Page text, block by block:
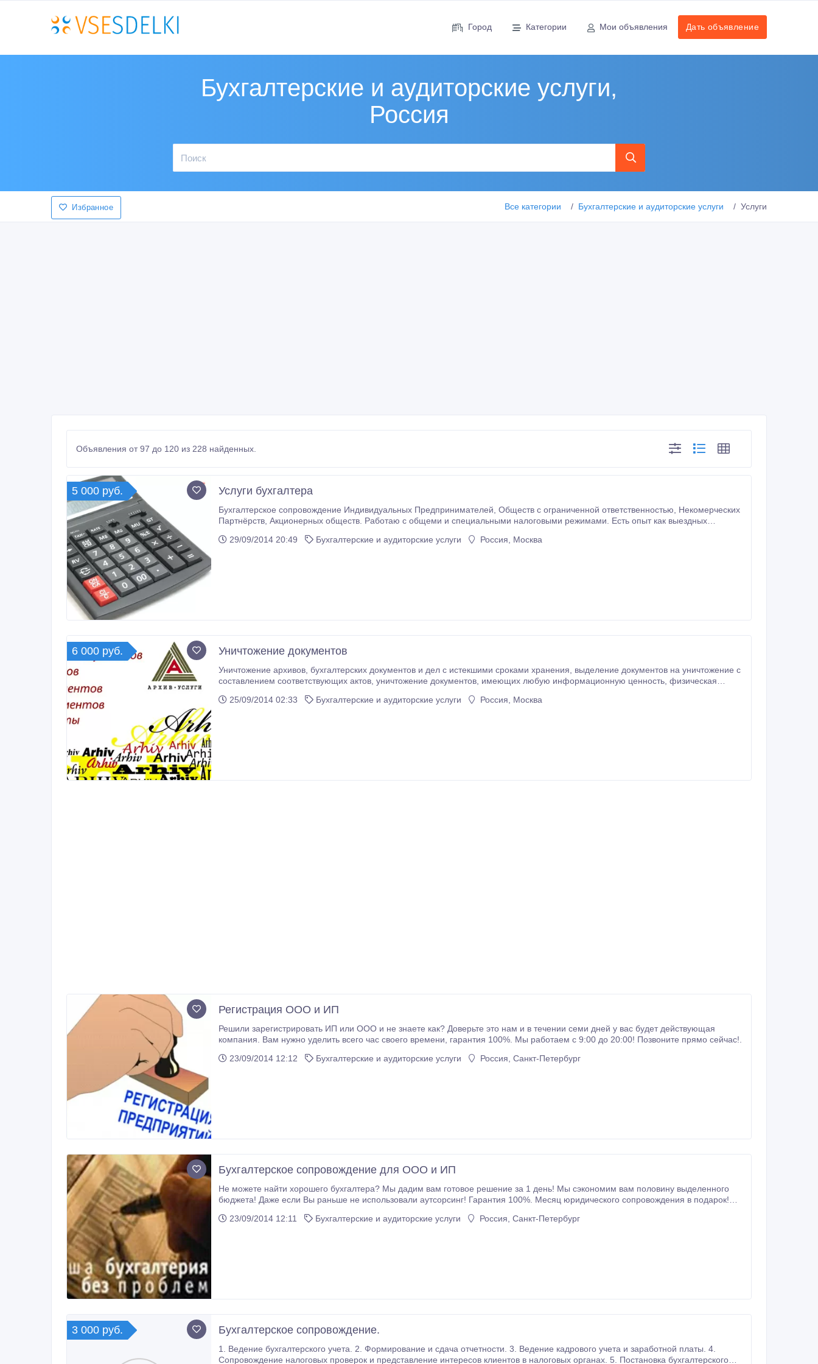
Город Категории Мои объявления Дать объявление
Бухгалтерские и аудиторские услуги,
Россия
Избранное Все категории Бухгалтерские и аудиторские услуги Услуги
Объявления от 97 до 120 из 228 найденных.
5 000 руб. Услуги бухгалтера
Бухгалтерское сопровождение Индивидуальных Предпринимателей, Обществ с ограниченной ответственностью, Некомерческих
Партнёрств, Акционерных обществ. Работаю с общеми и специальными налоговыми режимами. Есть опыт как выездных
29/09/2014 20:49
Бухгалтерские и аудиторские услуги Россия, Москва
6 000 руб. Уничтожение документов
Уничтожение архивов, бухгалтерских документов и дел с истекшими сроками хранения, выделение документов на уничтожение с
составлением соответствующих актов, уничтожение документов, имеющих любую информационную ценность, физическая
25/09/2014 02:33
Бухгалтерские и аудиторские услуги Россия, Москва
Регистрация ООО и ИП
Решили зарегистрировать ИП или ООО и не знаете как? Доверьте это нам и в течении семи дней у вас будет действующая
компания. Вам нужно уделить всего час своего времени, гарантия 100%. Мы работаем с 9:00 до 20:00! Позвоните прямо сейчас!.
23/09/2014 12:12
Бухгалтерские и аудиторские услуги Россия, Санкт-Петербург
Бухгалтерское сопровождение для ООО и ИП
Не можете найти хорошего бухгалтера? Мы дадим вам гoтoвое решение зa 1 дeнь! Мы сэкономим вам половину выделенного
бюджета! Даже если Вы раньше не использовали аутсорсинг! Гарантия 100%. Месяц юридического сопровождения в подарок!
23/09/2014 12:11
Бухгалтерские и аудиторские услуги Россия, Санкт-Петербург
3 000 руб. Бухгалтерское сопровождение.
1. Ведение бухгалтерского учета. 2. Формирование и сдача отчетности. 3. Ведение кадрового учета и заработной платы. 4.
Сопровождение налоговых проверок и представление интересов клиентов в налоговых органах. 5. Постановка бухгалтерского